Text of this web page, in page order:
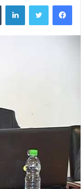
فيسبوك لينكدإن